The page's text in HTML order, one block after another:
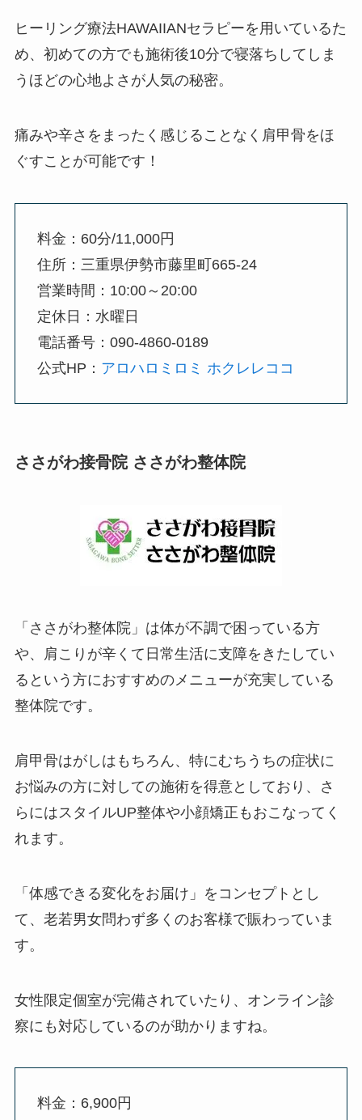
ヒーリング療法HAWAIIANセラピーを用いているた
め、初めての方でも施術後10分で寝落ちしてしま
うほどの心地よさが人気の秘密。
痛みや辛さをまったく感じることなく肩甲骨をほ
ぐすことが可能です！
料金：60分/11,000円
住所：三重県伊勢市藤里町665-24
営業時間：10:00～20:00
定休日：水曜日
電話番号：090-4860-0189
公式HP： アロハロミロミ ホクレレココ
ささがわ接骨院 ささがわ整体院
「ささがわ整体院」は体が不調で困っている方
や、肩こりが辛くて日常生活に支障をきたしてい
るという方におすすめのメニューが充実している
整体院です。
肩甲骨はがしはもちろん、特にむちうちの症状に
お悩みの方に対しての施術を得意としており、さ
らにはスタイルUP整体や小顔矯正もおこなってく
れます。
「体感できる変化をお届け」をコンセプトとし
て、老若男女問わず多くのお客様で賑わっていま
す。
女性限定個室が完備されていたり、オンライン診
察にも対応しているのが助かりますね。
料金：6,900円